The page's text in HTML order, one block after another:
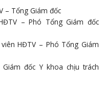
– Tổng Giám đốc
– Phó Tổng Giám đốc
HĐTV – Phó Tổng Giám
đốc Y khoa chịu trách